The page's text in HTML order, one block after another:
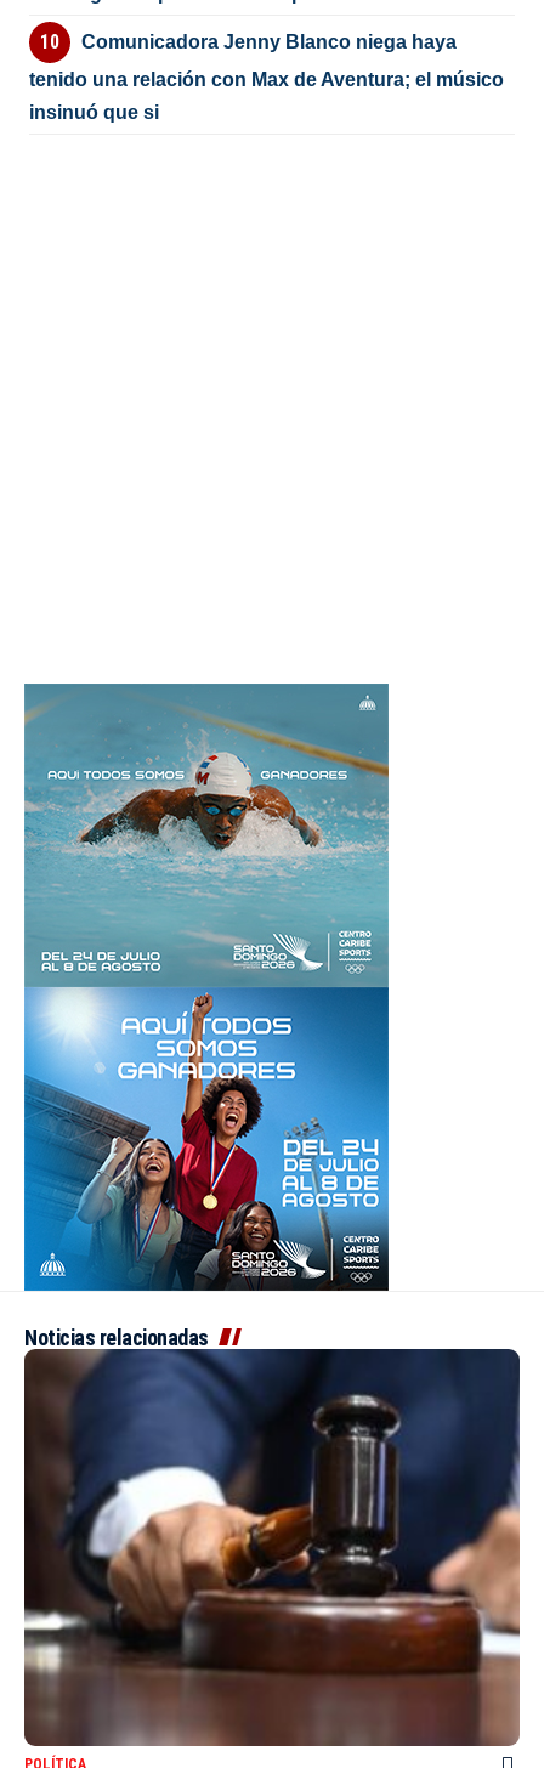
Comunicadora Jenny Blanco niega haya
tenido una relación con Max de Aventura; el músico
insinuó que si
Noticias relacionadas
POLÍTICA